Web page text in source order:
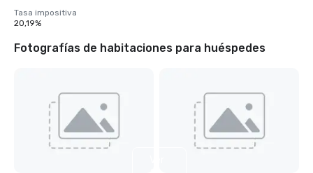
Tasa impositiva
20,19%
Fotografías de habitaciones para huéspedes